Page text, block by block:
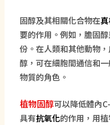
固醇及其相關化合物在
要的作用。例如，膽固
份。在人類和其他動物
醇，可在細胞間通信和
物質的角色。
植物固醇可以降低體內
具有抗氧化的作用，用